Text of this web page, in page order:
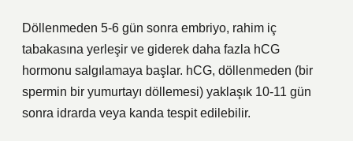
Döllenmeden 5-6 gün sonra embriyo, rahim iç
tabakasına yerleşir ve giderek daha fazla hCG
hormonu salgılamaya başlar. hCG, döllenmeden (bir
spermin bir yumurtayı döllemesi) yaklaşık 10-11 gün
sonra idrarda veya kanda tespit edilebilir.